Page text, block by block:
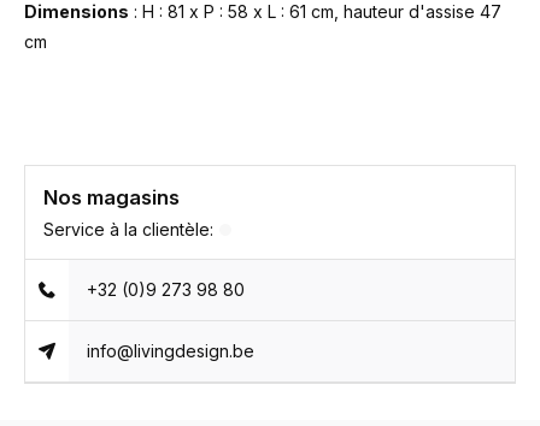
Dimensions : H : 81 x P : 58 x L : 61 cm, hauteur d'assise 47
cm
Nos magasins
Service à la clientèle:
+32 (0)9 273 98 80
info@livingdesign.be